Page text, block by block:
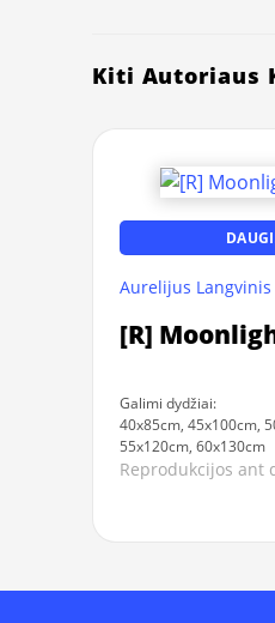
Kiti Autoriaus
Aurelijus Langvinis
[R]
Galimi dydžiai:
40x85cm, 45x100cm,
55x120cm, 60x130cm
Reprodukcijos ant